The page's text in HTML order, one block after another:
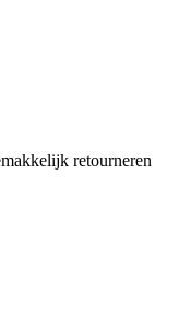
retourneren